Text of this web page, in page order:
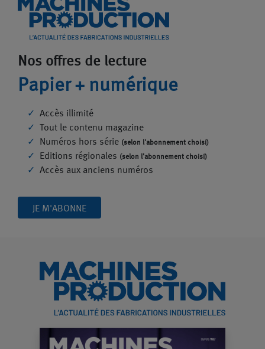
Nos offres de lecture
Papier + numérique
Accès illimité
Tout le contenu magazine
Numéros hors série (selon l'abonnement choisi)
Editions régionales (selon l'abonnement choisi)
Accès aux anciens numéros
JE M'ABONNE